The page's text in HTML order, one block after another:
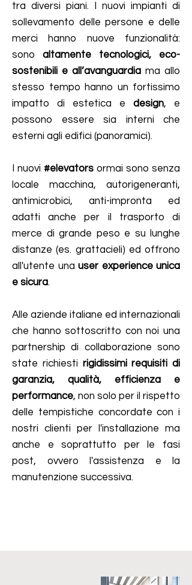
tra diversi piani. I nuovi impianti di
sollevamento delle persone e delle
merci hanno nuove funzionalità:
sono altamente tecnologici, eco-
sostenibili e all’avanguardia ma allo
stesso tempo hanno un fortissimo
impatto di estetica e design, e
possono essere sia interni che
esterni agli edifici (panoramici).​
I nuovi #elevators ormai sono senza
locale macchina, autorigeneranti,
antimicrobici, anti-impronta ed
adatti anche per il trasporto di
merce di grande peso e su lunghe
distanze (es. grattacieli) ed offrono
all'utente una user experience unica
e sicura.
Alle aziende italiane ed internazionali
che hanno sottoscritto con noi una
partnership di collaborazione sono
state richiesti rigidissimi requisiti di
garanzia, qualità, efficienza e
performance, non solo per il rispetto
delle tempistiche concordate con i
nostri clienti per l'installazione ma
anche e soprattutto per le fasi
post, ovvero l'assistenza e la
manutenzione successiva.